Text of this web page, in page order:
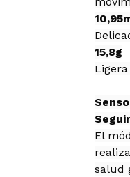
15,8g
El
salud